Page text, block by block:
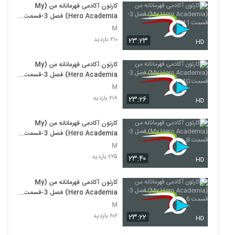
۲۳:۲۳ HD
کارتون آکادمی قهرمانانه من (My
Hero Academia) فصل 3-قسمت
11
M
۲۱۰ بازدید
۲۳:۲۶ HD
کارتون آکادمی قهرمانانه من (My
Hero Academia) فصل 3-قسمت
10
M
۲۱۸ بازدید
۲۳:۴۰ HD
کارتون آکادمی قهرمانانه من (My
Hero Academia) فصل 3-قسمت
8
M
۲۲۵ بازدید
۲۳:۲۲ HD
کارتون آکادمی قهرمانانه من (My
Hero Academia) فصل 3-قسمت
6
M
۲۰۲ بازدید